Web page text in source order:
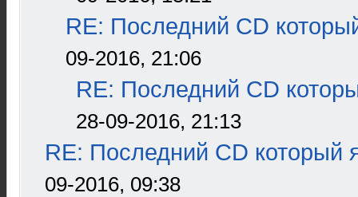
RE: Последний CD
09-2016, 21:06
RE: Последний CD
28-09-2016, 21:13
RE: Последний CD который
09-2016, 09:38